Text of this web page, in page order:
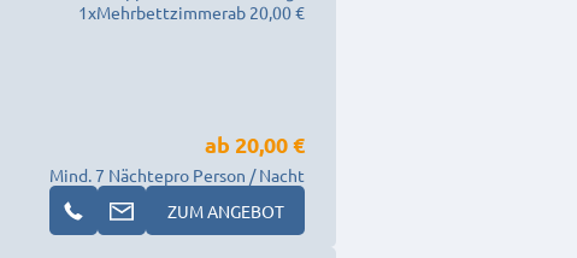
1xMehrbettzimmerab 20,00 €
Mind. 7 Nächte
ab 20,00 €
pro Person / Nacht
ZUM ANGEBOT